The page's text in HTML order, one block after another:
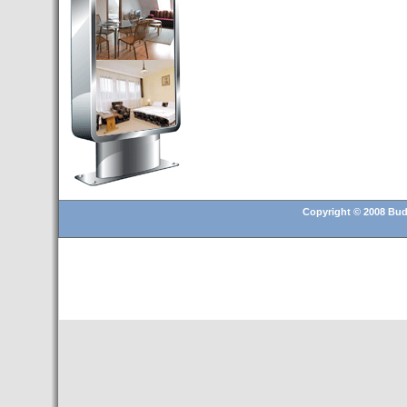
Budapest’.
- Hoteles en BUDAPEST:
Resultados octubre de 2016,
subida del 15% ocupación y
del 25,6% en el RevPar
- Nuevo Hotel en Budapest
bajo la marca Exe Hotusa
- Transfer Aeropuerto de
BUDAPEST
Copyright © 2008